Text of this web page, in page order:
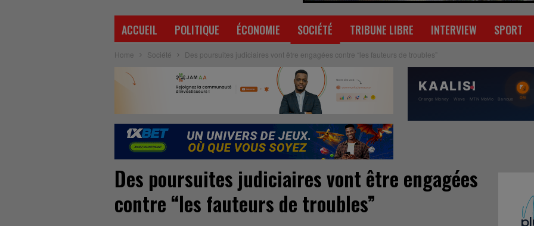
ACCUEIL POLITIQUE ÉCONOMIE SOCIÉTÉ TRIBUNE LIBRE INTERVIEW SPORT
Home Société Des poursuites judiciaires vont être engagées contre “les fauteurs de troubles”
Des poursuites judiciaires vont être engagées
contre “les fauteurs de troubles”